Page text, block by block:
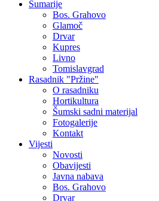
Šumarije
Bos. Grahovo
Glamoč
Drvar
Kupres
Livno
Tomislavgrad
Rasadnik "Pržine"
O rasadniku
Hortikultura
Šumski sadni materijal
Fotogalerije
Kontakt
Vijesti
Novosti
Obavijesti
Javna nabava
Bos. Grahovo
Drvar